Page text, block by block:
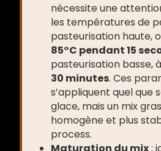
nécessite une
les températures de
pasteurisation haute,
85°C pendant 15
pasteurisation basse, à
30 minutes. Ces
s’appliquent quel que
glace, mais un mix
homogène et plus
process.